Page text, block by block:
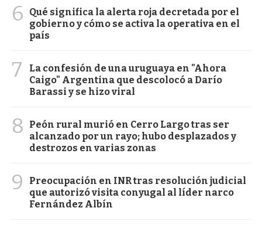
6
Qué significa la alerta roja decretada por el
gobierno y cómo se activa la operativa en el
país
7
La confesión de una uruguaya en "Ahora
Caigo" Argentina que descolocó a Darío
Barassi y se hizo viral
8
Peón rural murió en Cerro Largo tras ser
alcanzado por un rayo; hubo desplazados y
destrozos en varias zonas
9
Preocupación en INR tras resolución judicial
que autorizó visita conyugal al líder narco
Fernández Albín